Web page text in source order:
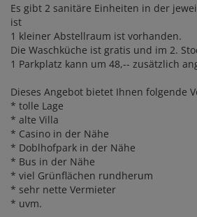
Es gibt 2 sanitäre Einheiten in der
ist
1 kleiner Abstellraum ist vorhanden.
Die Waschküche ist gratis und im 2.
1 Parkplatz kann um 48,-- zusätzlich
Dieses Angebot bietet Ihnen folgende
* tolle Lage
* alte Villa
* Casino in der Nähe
* Doblhofpark in der Nähe
* Bus in der Nähe
* viel Grünflächen rundherum
* sehr nette Vermieter
* uvm.